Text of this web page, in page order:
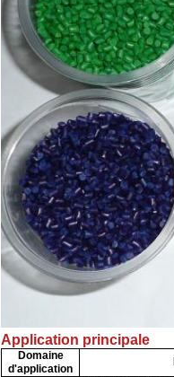
Application principale
Domaine
d'application